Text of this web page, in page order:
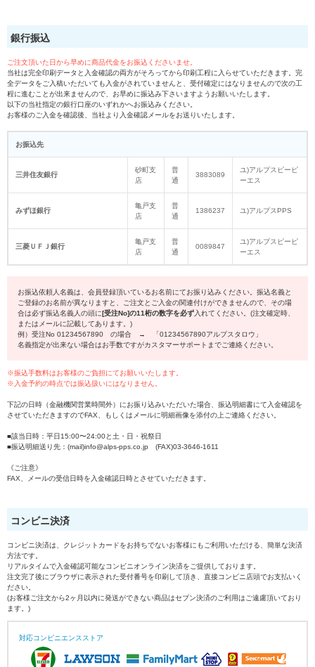
銀行振込
ご注文頂いた日から早めに商品代金をお振込くださいませ。
当社は完全印刷データと入金確認の両方がそろってから印刷工程に入らせていただきます。完
全データをご入稿いただいても入金がされていませんと、受付確定にはなりませんので次の工
程に進むことが出来ませんので、お早めに振込み下さいますようお願いいたします。
以下の当社指定の銀行口座のいずれかへお振込みください。
お客様のご入金を確認後、当社より入金確認メールをお送りいたします。
お振込先
三井住友銀行
砂町支
店
普
通
3883089
ユ)アルプスピーピ
ーエス
みずほ銀行
亀戸支
店
普
通
1386237 ユ)アルプスPPS
三菱ＵＦＪ銀行
亀戸支
店
普
通
0089847
ユ)アルプスピーピ
ーエス
お振込依頼人名義は、会員登録頂いているお名前にてお振り込みください。振込名義と
ご登録のお名前が異なりますと、ご注文とご入金の関連付けができませんので、その場
合は必ず振込名義人の頭に[受注No]の11桁の数字を必ず入れてください。(注文確定時、
またはメールに記載してあります。)
例）受注No 01234567890 の場合 → 「01234567890アルプスタロウ」
名義指定が出来ない場合はお手数ですがカスタマーサポートまでご連絡ください。
※振込手数料はお客様のご負担にてお願いいたします。
※入金予約の時点では振込扱いにはなりません。
下記の日時（金融機関営業時間外）にお振り込みいただいた場合、振込明細書にて入金確認を
させていただきますのでFAX、もしくはメールに明細画像を添付の上ご連絡ください。
■該当日時：平日15:00〜24:00と土・日・祝祭日
■振込明細送り先：(mail)info@alps-pps.co.jp (FAX)03-3646-1611
《ご注意》
FAX、メールの受信日時を入金確認日時とさせていただきます。
コンビニ決済
コンビニ決済は、クレジットカードをお持ちでないお客様にもご利用いただける、簡単な決済
方法です。
リアルタイムで入金確認可能なコンビニオンライン決済をご提供しております。
注文完了後にブラウザに表示された受付番号を印刷して頂き、直接コンビニ店頭でお支払いく
ださい。
(お客様ご注文から2ヶ月以内に発送ができない商品はセブン決済のご利用はご遠慮頂いており
ます。)
対応コンビニエンスストア